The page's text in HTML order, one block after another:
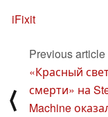
iFixit
⟨
Previous article
«Красный
смерти» на
Machine